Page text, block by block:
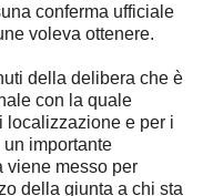
conferma ufficiale
voleva ottenere.
della delibera che è
con la quale
localizzazione e per i
un importante
viene messo per
della giunta a chi sta